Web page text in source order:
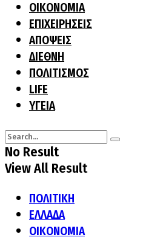
ΟΙΚΟΝΟΜΙΑ
ΕΠΙΧΕΙΡΗΣΕΙΣ
ΑΠΟΨΕΙΣ
ΔΙΕΘΝΗ
ΠΟΛΙΤΙΣΜΟΣ
LIFE
ΥΓΕΙΑ
No Result
View All Result
ΠΟΛΙΤΙΚΗ
ΕΛΛΑΔΑ
ΟΙΚΟΝΟΜΙΑ